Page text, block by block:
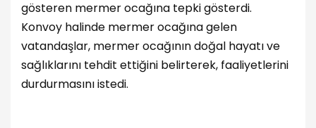
gösteren mermer ocağına tepki gösterdi.
Konvoy halinde mermer ocağına gelen
vatandaşlar, mermer ocağının doğal hayatı ve
sağlıklarını tehdit ettiğini belirterek, faaliyetlerini
durdurmasını istedi.